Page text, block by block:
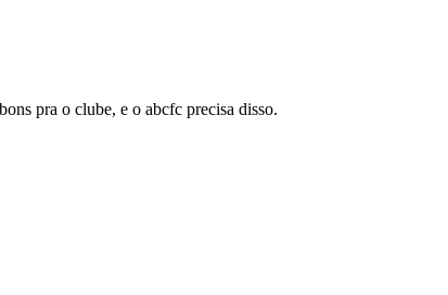
pra o clube, e o abcfc precisa disso.